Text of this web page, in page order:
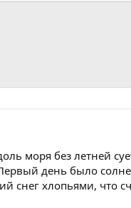
моря без летней
день было
снег хлопьями, что